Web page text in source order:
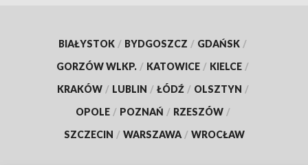
BIAŁYSTOK / BYDGOSZCZ / GDAŃSK /
GORZÓW WLKP. / KATOWICE / KIELCE /
KRAKÓW / LUBLIN / ŁÓDŹ / OLSZTYN /
OPOLE / POZNAŃ / RZESZÓW /
SZCZECIN / WARSZAWA / WROCŁAW